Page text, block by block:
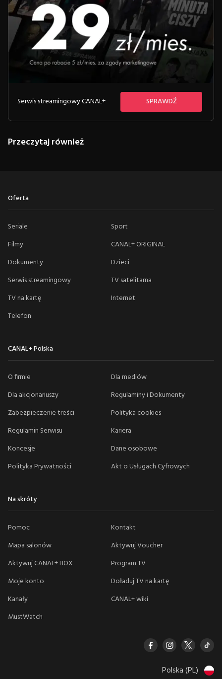
Serwis streamingowy CANAL+ SPRAWDŹ
Przeczytaj również
Oferta
Seriale
Sport
Filmy
CANAL+ ORIGINAL
Dokumenty
Dzieci
Serwis streamingowy
TV satelitarna
TV na kartę
Internet
Telefon
CANAL+ Polska
O firmie
Dla mediów
Dla akcjonariuszy
Regulaminy i Dokumenty
Zabezpieczenie treści
Polityka cookies
Regulamin Serwisu
Kariera
Koncesje
Dane osobowe
Polityka Prywatności
Akt o Usługach Cyfrowych
Na skróty
Pomoc
Kontakt
Mapa salonów
Aktywuj Voucher
Aktywuj CANAL+ BOX
Program TV
Moje konto
Doładuj TV na kartę
Kanały
CANAL+ wiki
MustWatch
Polska (PL)